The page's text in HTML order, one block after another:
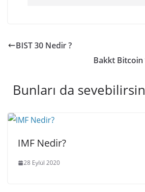
BIST 30 Nedir ?
Bakkt Bitcoin
Bunları da
IMF Nedir?
28 Eylül 2020